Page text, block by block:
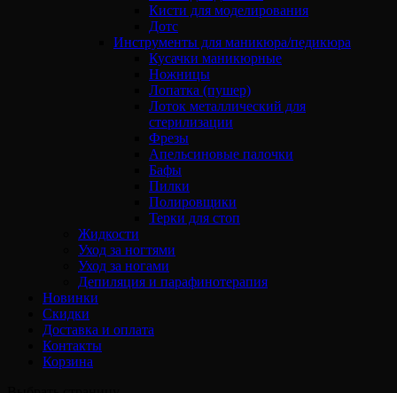
Кисти для моделирования
Дотс
Инструменты для маникюра/педикюра
Кусачки маникюрные
Ножницы
Лопатка (пушер)
Лоток металлический для
стерилизации
Фрезы
Апельсиновые палочки
Бафы
Пилки
Полировщики
Терки для стоп
Жидкости
Уход за ногтями
Уход за ногами
Депиляция и парафинотерапия
Новинки
Скидки
Доставка и оплата
Контакты
Корзина